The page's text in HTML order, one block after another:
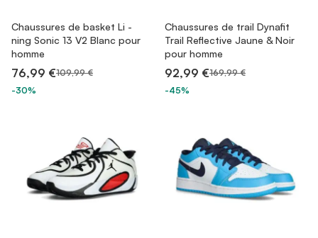
Chaussures de basket Li -
ning Sonic 13 V2 Blanc pour
homme
76,99 €109,99 €
-30%
Chaussures de trail Dynafit
Trail Reflective Jaune & Noir
pour homme
92,99 €169,99 €
-45%